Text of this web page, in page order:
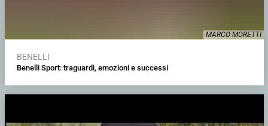
MARCO MORETTI
BENELLI
Benelli Sport: traguardi, emozioni e successi